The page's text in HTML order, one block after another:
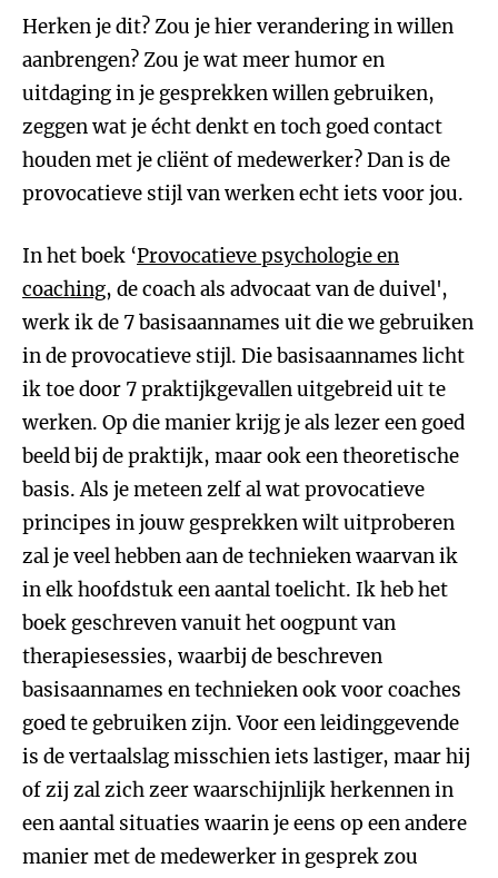
Herken je dit? Zou je hier verandering in willen
aanbrengen? Zou je wat meer humor en
uitdaging in je gesprekken willen gebruiken,
zeggen wat je écht denkt en toch goed contact
houden met je cliënt of medewerker? Dan is de
provocatieve stijl van werken echt iets voor jou.
In het boek ‘Provocatieve psychologie en
coaching, de coach als advocaat van de duivel',
werk ik de 7 basisaannames uit die we gebruiken
in de provocatieve stijl. Die basisaannames licht
ik toe door 7 praktijkgevallen uitgebreid uit te
werken. Op die manier krijg je als lezer een goed
beeld bij de praktijk, maar ook een theoretische
basis. Als je meteen zelf al wat provocatieve
principes in jouw gesprekken wilt uitproberen
zal je veel hebben aan de technieken waarvan ik
in elk hoofdstuk een aantal toelicht. Ik heb het
boek geschreven vanuit het oogpunt van
therapiesessies, waarbij de beschreven
basisaannames en technieken ook voor coaches
goed te gebruiken zijn. Voor een leidinggevende
is de vertaalslag misschien iets lastiger, maar hij
of zij zal zich zeer waarschijnlijk herkennen in
een aantal situaties waarin je eens op een andere
manier met de medewerker in gesprek zou